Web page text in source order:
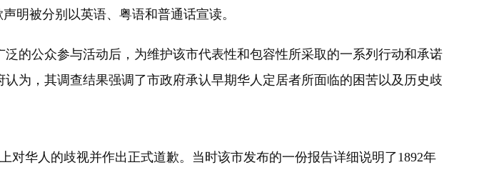
被分别以英语、粤语和普通话宣读。
公众参与活动后，为维护该市代表性和包容性所采取的一系列行动和承诺
为，其调查结果强调了市政府承认早期华人定居者所面临的困苦以及历史歧
华人的歧视并作出正式道歉。当时该市发布的一份报告详细说明了1892年